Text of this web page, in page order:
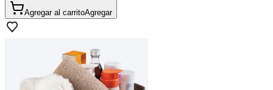
Agregar al carritoAgregar